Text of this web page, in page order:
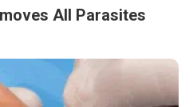
All Parasites